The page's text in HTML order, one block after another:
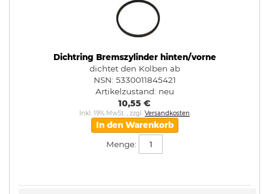
Dichtring Bremszylinder hinten/vorne
dichtet den Kolben ab
NSN: 5330011845421
Artikelzustand: neu
10,55 €
Inkl. 19% MwSt. , zzgl. Versandkosten
In den Warenkorb
Menge: